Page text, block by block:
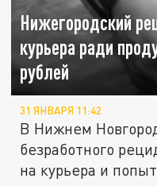
Нижегородский
курьера ради
рублей
31 ЯНВАРЯ 11:42
В Нижнем
безработного
на курьера и